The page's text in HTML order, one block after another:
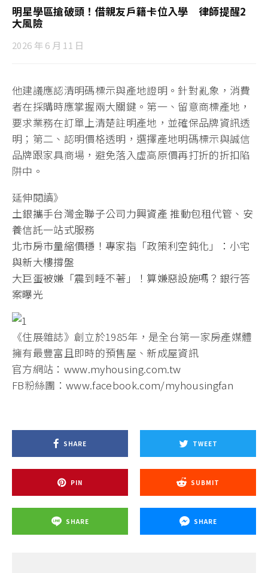
明星學區搶破頭！借親友戶籍卡位入學 律師提醒2
大風險
2026 年 6 月 11 日
他建議應認清明碼標示與產地證明。針對亂象，消費
者在採購時應掌握兩大關鍵。第一、留意商標產地，
要求業務在訂單上清楚註明產地，並確保品牌資訊透
明；第二、認明價格透明，選擇產地明碼標示與誠信
品牌跟家具商場，避免落入虛高原價再打折的折扣陷
阱中。
延伸閱讀》
土銀攜手台灣金聯子公司力興資產 推動包租代管、安
養信託一站式服務
北市房市量縮價穩！專家指「政策利空鈍化」：小宅
與新大樓撐盤
大巨蛋被嫌「震到睡不著」！算嫌惡設施嗎？銀行答
案曝光
《住展雜誌》創立於1985年，是全台第一家房產媒體
擁有最豐富且即時的預售屋、新成屋資訊
官方網站： www.myhousing.com.tw
FB粉絲團：www.facebook.com/myhousingfan
SHARE TWEET
PIN SUBMIT
SHARE SHARE